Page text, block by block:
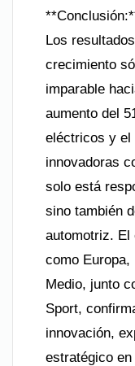
Los
crecimiento
imparable
aumento del
eléctricos y el
innovadoras
solo está
sino también
automotriz. El
como
Medio, junto
Sport,
innovación,
estratégico